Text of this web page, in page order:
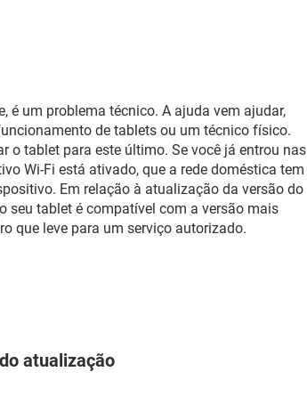
é um problema técnico. A ajuda vem ajudar,
de tablets ou um técnico físico.
o tablet para este último. Se você já entrou nas
Wi-Fi está ativado, que a rede doméstica tem
Em relação à atualização da versão do
seu tablet é compatível com a versão mais
que leve para um serviço autorizado.
atualização